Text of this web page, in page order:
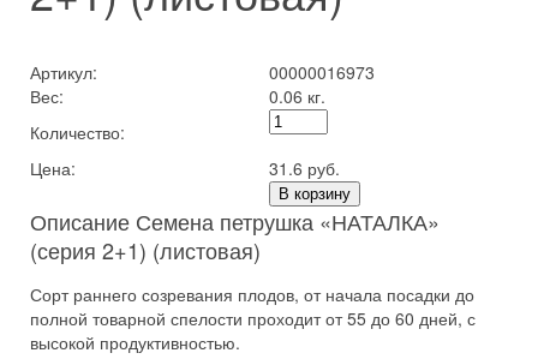
Артикул:
00000016973
Вес:
0.06 кг.
Количество:
Цена:
31.6 руб.
В корзину
Описание Семена петрушка «НАТАЛКА»
(серия 2+1) (листовая)
Сорт раннего созревания плодов, от начала посадки до
полной товарной спелости проходит от 55 до 60 дней, с
высокой продуктивностью.